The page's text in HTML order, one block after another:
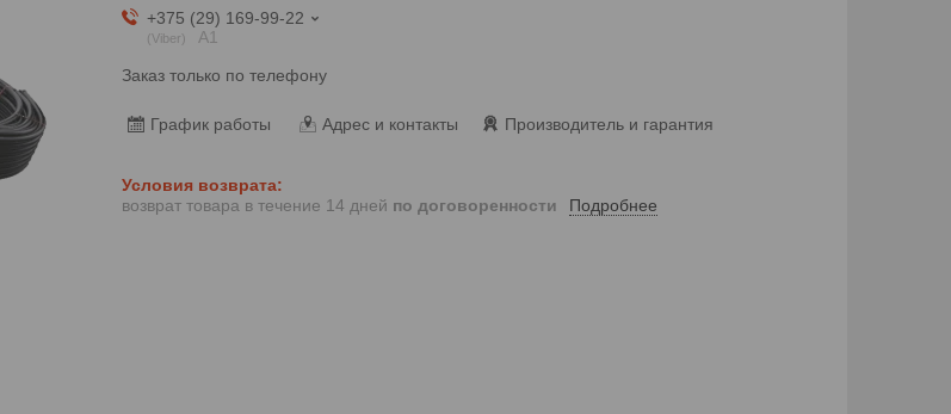
+375 (29) 169-99-22
Viber
А1
Заказ только по телефону
График работы Адрес и контакты Производитель и гарантия
возврат товара в течение 14 дней по договоренности Подробнее